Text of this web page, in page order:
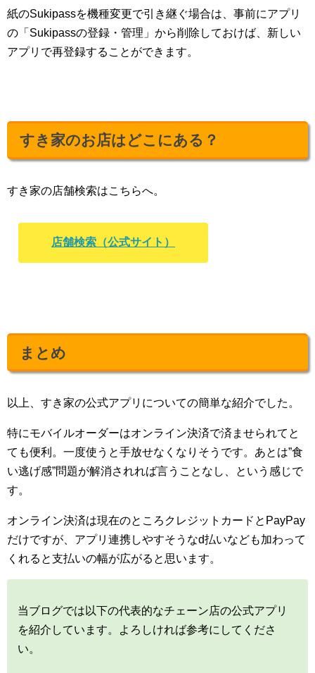
紙のSukipassを機種変更で引き継ぐ場合は、事前にアプリ
の「Sukipassの登録・管理」から削除しておけば、新しい
アプリで再登録することができます。
すき家のお店はどこにある？
すき家の店舗検索はこちらへ。
店舗検索（公式サイト）
まとめ
以上、すき家の公式アプリについての簡単な紹介でした。
特にモバイルオーダーはオンライン決済で済ませられてと
ても便利。一度使うと手放せなくなりそうです。あとは”食
い逃げ感”問題が解消されれば言うことなし、という感じで
す。
オンライン決済は現在のところクレジットカードとPayPay
だけですが、アプリ連携しやすそうなd払いなども加わって
くれると支払いの幅が広がると思います。
当ブログでは以下の代表的なチェーン店の公式アプリ
を紹介しています。よろしければ参考にしてくださ
い。